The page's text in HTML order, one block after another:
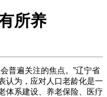
所养
普遍关注的焦点。”辽宁省
认为，应对人口老龄化是一
体系建设、养老保险、医疗